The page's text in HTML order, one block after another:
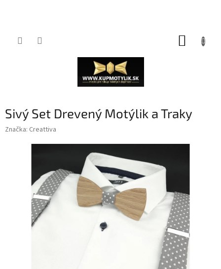
Sivý Set Drevený Motýlik a Traky
Značka: Creattiva